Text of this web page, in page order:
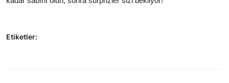
Etiketler: